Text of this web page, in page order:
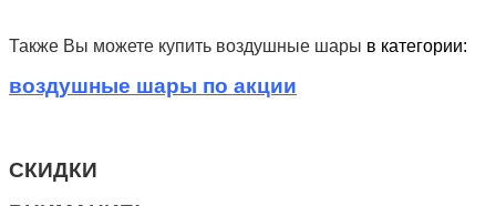
Также Вы можете купить воздушные шары в категории:
воздушные шары по акции
СКИДКИ